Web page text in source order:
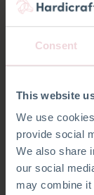
Consent
This website
We use
provide social
We also share
our social
may combine it